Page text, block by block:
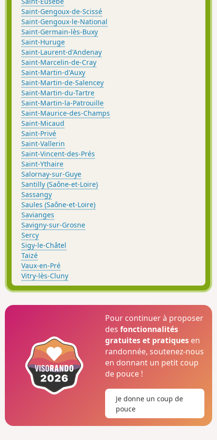
Saint-Gengoux-de-Scissé
Saint-Gengoux-le-National
Saint-Germain-lès-Buxy
Saint-Huruge
Saint-Laurent-d'Andenay
Saint-Marcelin-de-Cray
Saint-Martin-d'Auxy
Saint-Martin-de-Salencey
Saint-Martin-du-Tartre
Saint-Martin-la-Patrouille
Saint-Maurice-des-Champs
Saint-Micaud
Saint-Privé
Saint-Vallerin
Saint-Vincent-des-Prés
Saint-Ythaire
Salornay-sur-Guye
Santilly (Saône-et-Loire)
Sassangy
Saules (Saône-et-Loire)
Savianges
Savigny-sur-Grosne
Sercy
Sigy-le-Châtel
Taizé
Vaux-en-Pré
Vitry-lès-Cluny
Pour continuer à proposer
desfonctionnalités
gratuites et pratiques en
randonnée, soutenez-nous
en donnant un petit coup
de pouce !
Je donne un coup de
pouce